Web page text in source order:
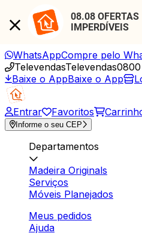
08.08 OFERTAS
IMPERDÍVEIS
WhatsAppCompre pelo
TelevendasTelevendas
Baixe o AppBaixe o App
Entrar Favoritos
Informe o seu CEP
Departamentos
Madeira Originals
Serviços
Móveis Planejados
Meus pedidos
Ajuda